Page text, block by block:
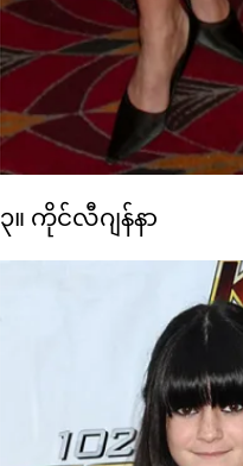
၃။ ကိုင်လီဂျန်နာ